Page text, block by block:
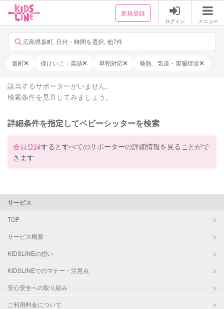
新規登録
ログイン メニュー
広島県坂町, 日付・時間を選択, 他7件
坂町 保けいこ：英語 早朝対応 発熱、気道・胃腸症状
該当するサポーターがいません。
検索条件を見直してみましょう。
詳細条件を指定してベビーシッターを検索
会員登録するとすべてのサポーターの詳細情報を見ることがで
きます
サービス
TOP
サービス概要
KIDSLINEの想い
KIDSLINEでのマナー・注意点
安心安全への取り組み
ご利用料金について